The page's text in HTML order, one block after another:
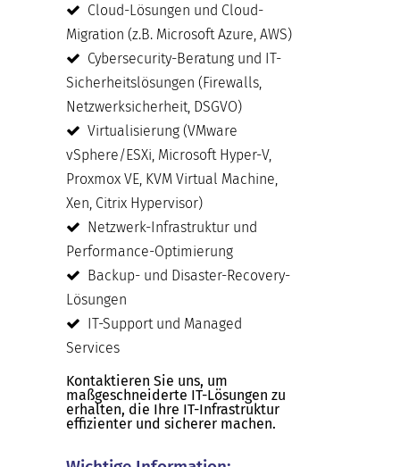
Cloud-Lösungen und Cloud-
Migration (z.B. Microsoft Azure, AWS)
Cybersecurity-Beratung und IT-
Sicherheitslösungen (Firewalls,
Netzwerksicherheit, DSGVO)
Virtualisierung (VMware
vSphere/ESXi, Microsoft Hyper-V,
Proxmox VE, KVM Virtual Machine,
Xen, Citrix Hypervisor)
Netzwerk-Infrastruktur und
Performance-Optimierung
Backup- und Disaster-Recovery-
Lösungen
IT-Support und Managed
Services
Kontaktieren Sie uns, um
maßgeschneiderte IT-Lösungen zu
erhalten, die Ihre IT-Infrastruktur
effizienter und sicherer machen.